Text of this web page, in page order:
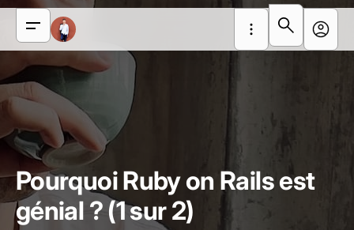
Pourquoi Ruby on Rails est
génial ? (1 sur 2)